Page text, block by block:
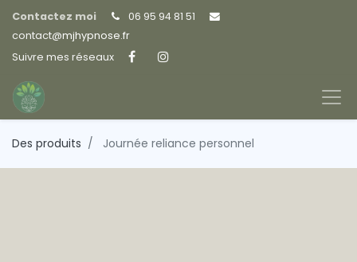
Contactez moi
06 95 94 81 51
contact@mjhypnose.fr
Suivre mes réseaux
Des produits Journée reliance personnel